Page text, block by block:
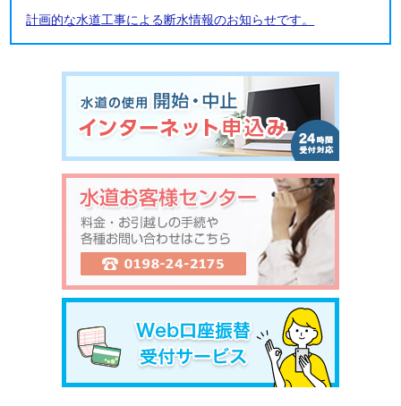
計画的な水道工事による断水情報のお知らせです。